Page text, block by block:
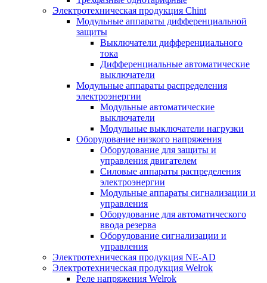
Электротехническая продукция Chint
Модульные аппараты дифференциальной
защиты
Выключатели дифференциального
тока
Дифференциальные автоматические
выключатели
Модульные аппараты распределения
электроэнергии
Модульные автоматические
выключатели
Модульные выключатели нагрузки
Оборудование низкого напряжения
Оборудование для защиты и
управления двигателем
Силовые аппараты распределения
электроэнергии
Модульные аппараты сигнализации и
управления
Оборудование для автоматического
ввода резерва
Оборудование сигнализации и
управления
Электротехническая продукция NE-AD
Электротехническая продукция Welrok
Реле напряжения Welrok